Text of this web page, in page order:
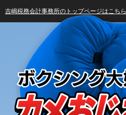
吉嶋税務会計事務所のトップページはこちら